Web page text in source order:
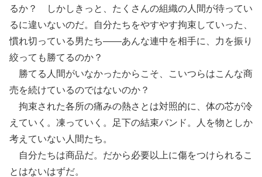
るか？ しかしきっと、たくさんの組織の人間が待ってい
るに違いないのだ。自分たちをやすやす拘束していった、
慣れ切っている男たち――あんな連中を相手に、力を振り
絞っても勝てるのか？
勝てる人間がいなかったからこそ、こいつらはこんな商
売を続けているのではないのか？
拘束された各所の痛みの熱さとは対照的に、体の芯が冷
えていく。凍っていく。足下の結束バンド。人を物としか
考えていない人間たち。
自分たちは商品だ。だから必要以上に傷をつけられるこ
とはないはずだ。